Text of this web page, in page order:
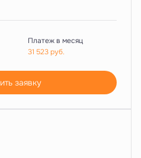
Платеж в месяц
31 523руб.
заявку